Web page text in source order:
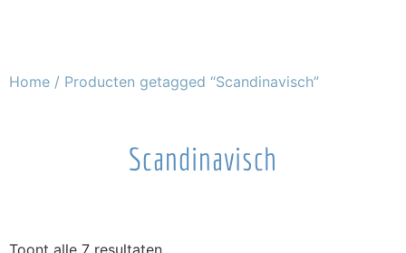
Home / Producten getagged “Scandinavisch”
Scandinavisch
Toont alle 7 resultaten